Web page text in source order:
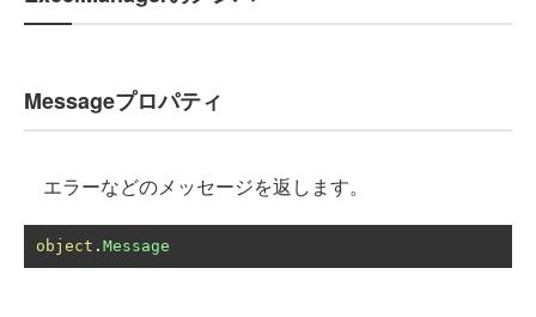
Messageプロパティ
エラーなどのメッセージを返します。
object . Message